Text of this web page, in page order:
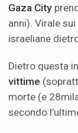
Gaza City
anni). Virale
israeliane
Dietro questa
vittime
morte (e
secondo